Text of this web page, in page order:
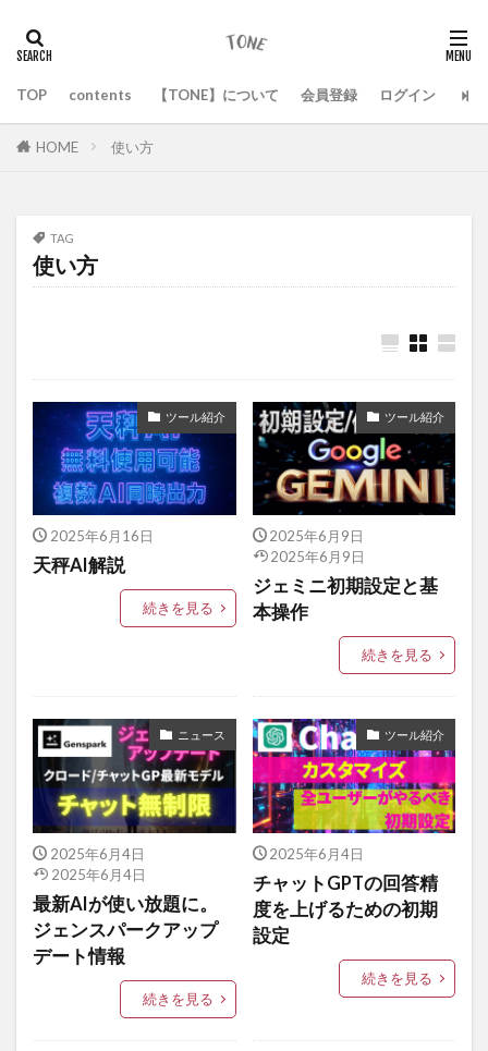
TOP contents 【TONE】について 会員登録 ログイン
HOME 使い方
TAG
使い方
ツール紹介
2025年6月16日
天秤AI解説
続きを見る
ツール紹介
2025年6月9日
2025年6月9日
ジェミニ初期設定と基
本操作
続きを見る
ニュース
2025年6月4日
2025年6月4日
最新AIが使い放題に。
ジェンスパークアップ
デート情報
続きを見る
ツール紹介
2025年6月4日
チャットGPTの回答精
度を上げるための初期
設定
続きを見る